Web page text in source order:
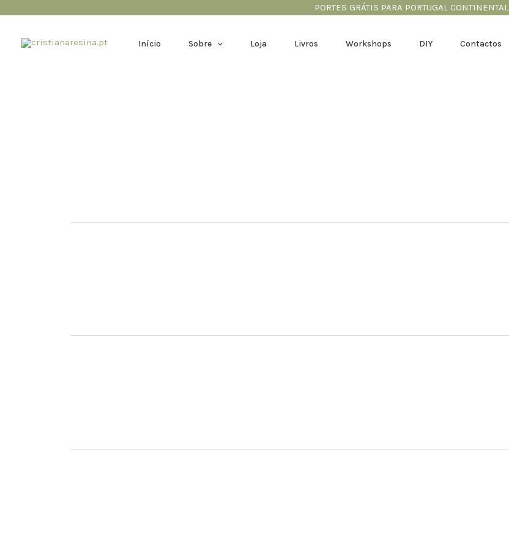
PORTES GRÁTIS PARA PORTUGAL CONTINENTAL
content
Início Sobre Loja Livros Workshops DIY Contactos